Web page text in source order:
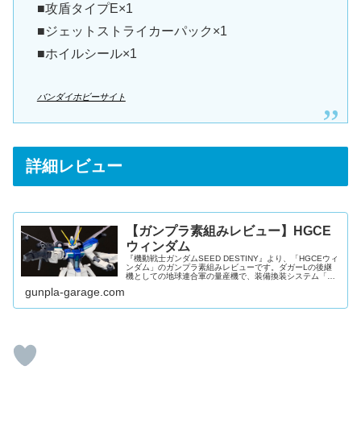
■攻盾タイプE×1
■ジェットストライカーパック×1
■ホイルシール×1
バンダイホビーサイト
詳細レビュー
【ガンプラ素組みレビュー】HGCE
ウィンダム
『機動戦士ガンダムSEED DESTINY』より、「HGCEウィ
ンダム」のガンプラ素組みレビューです。ダガーLの後継
機としての地球連合軍の量産機で、装備換装システム「ス
gunpla-garage.com